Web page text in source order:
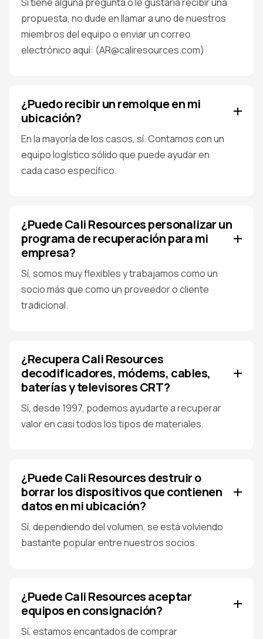
propuesta, no dude en llamar a uno de nuestros
miembros del equipo o enviar un correo
electrónico aquí: (AR@caliresources.com)
¿Puedo recibir un remolque en mi
ubicación?
En la mayoría de los casos, sí. Contamos con un
equipo logístico sólido que puede ayudar en
cada caso específico.
¿Puede Cali Resources personalizar un
programa de recuperación para mi
empresa?
Sí, somos muy flexibles y trabajamos como un
socio más que como un proveedor o cliente
tradicional.
¿Recupera Cali Resources
decodificadores, módems, cables,
baterías y televisores CRT?
Sí, desde 1997, podemos ayudarte a recuperar
valor en casi todos los tipos de materiales.
¿Puede Cali Resources destruir o
borrar los dispositivos que contienen
datos en mi ubicación?
Sí, dependiendo del volumen, se está volviendo
bastante popular entre nuestros socios.
¿Puede Cali Resources aceptar
equipos en consignación?
Sí, estamos encantados de comprar